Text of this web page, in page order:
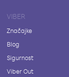
VIBER
Značajke
Blog
Sigurnost
Viber Out